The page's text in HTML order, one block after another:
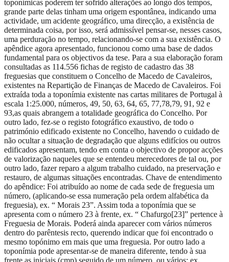
toponímicas poderem ter sofrido alterações ao longo dos tempos,
grande parte delas tinham uma origem espontânea, indicando uma
actividade, um acidente geográfico, uma direcção, a existência de
determinada coisa, por isso, será admissível pensar-se, nesses casos,
uma perduração no tempo, relacionando-se com a sua existência. O
apêndice agora apresentado, funcionou como uma base de dados
fundamental para os objectivos da tese. Para a sua elaboração foram
consultadas as 114.556 fichas de registo de cadastro das 38
freguesias que constituem o Concelho de Macedo de Cavaleiros,
existentes na Repartição de Finanças de Macedo de Cavaleiros. Foi
extraída toda a toponímia existente nas cartas militares de Portugal à
escala 1:25.000, números, 49, 50, 63, 64, 65, 77,78,79, 91, 92 e
93,as quais abrangem a totalidade geográfica do Concelho. Por
outro lado, fez-se o registo fotográfico exaustivo, de todo o
património edificado existente no Concelho, havendo o cuidado de
não ocultar a situação de degradação que alguns edifícios ou outros
edificados apresentam, tendo em conta o objectivo de propor acções
de valorização naqueles que se entendeu merecedores de tal ou, por
outro lado, fazer reparo a algum trabalho cuidado, na preservação e
restauro, de algumas situações encontradas. Chave de entendimento
do apêndice: Foi atribuído ao nome de cada sede de freguesia um
número, (aplicando-se essa numeração pela ordem alfabética da
freguesia), ex. “ Morais 23”. Assim toda a toponímia que se
apresenta com o número 23 à frente, ex. “ Chafurgo[23]” pertence à
Freguesia de Morais. Poderá ainda aparecer com vários números
dentro do parêntesis recto, querendo indicar que foi encontrado o
mesmo topónimo em mais que uma freguesia. Por outro lado a
toponímia pode apresentar-se de maneira diferente, tendo à sua
frente as iniciais (cmp) seguido de um número, ou vários; ex.